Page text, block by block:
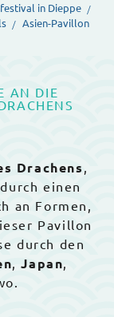
in Dieppe
Asien-Pavillon
AN DIE
Drachens ,
einen
an Formen,
Pavillon
durch den
,Japan,